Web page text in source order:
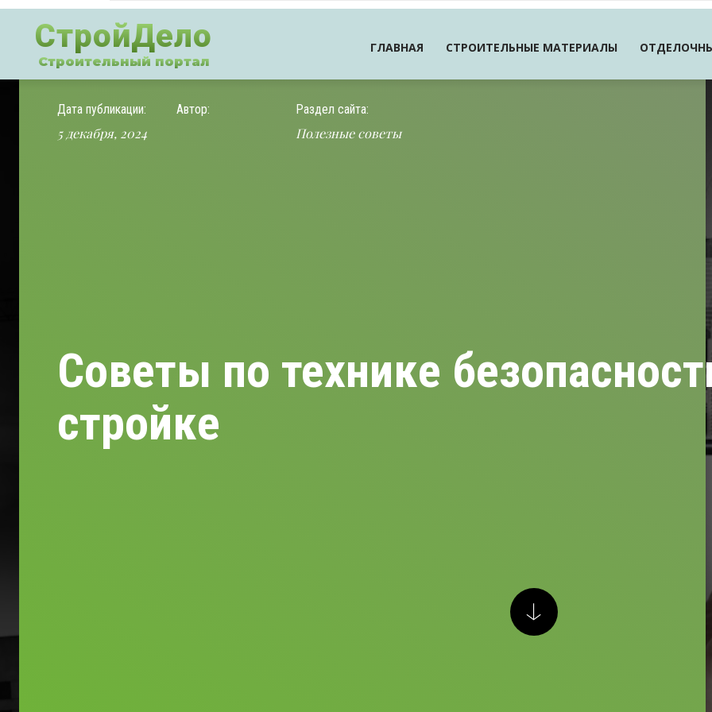
СтройДело
Строительный портал
ГЛАВНАЯ СТРОИТЕЛЬНЫЕ МАТЕРИАЛЫ
Советы по технике
стройке
Дата публикации:
5 декабря, 2024
Автор: Раздел сайта:
Полезные советы